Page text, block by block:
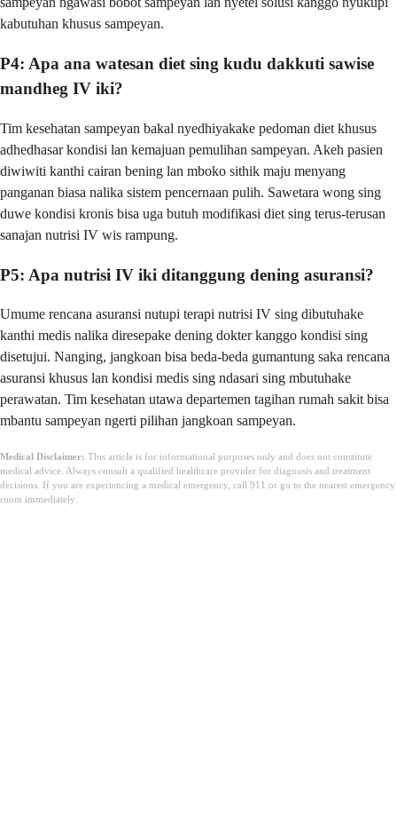
kabutuhan khusus sampeyan.
P4: Apa ana watesan diet sing kudu dakkuti sawise
mandheg IV iki?
Tim kesehatan sampeyan bakal nyedhiyakake pedoman diet khusus
adhedhasar kondisi lan kemajuan pemulihan sampeyan. Akeh pasien
diwiwiti kanthi cairan bening lan mboko sithik maju menyang
panganan biasa nalika sistem pencernaan pulih. Sawetara wong sing
duwe kondisi kronis bisa uga butuh modifikasi diet sing terus-terusan
sanajan nutrisi IV wis rampung.
P5: Apa nutrisi IV iki ditanggung dening asuransi?
Umume rencana asuransi nutupi terapi nutrisi IV sing dibutuhake
kanthi medis nalika diresepake dening dokter kanggo kondisi sing
disetujui. Nanging, jangkoan bisa beda-beda gumantung saka rencana
asuransi khusus lan kondisi medis sing ndasari sing mbutuhake
perawatan. Tim kesehatan utawa departemen tagihan rumah sakit bisa
mbantu sampeyan ngerti pilihan jangkoan sampeyan.
Medical Disclaimer: This article is for informational purposes only and does not constitute
medical advice. Always consult a qualified healthcare provider for diagnosis and treatment
decisions. If you are experiencing a medical emergency, call 911 or go to the nearest emergency
room immediately.